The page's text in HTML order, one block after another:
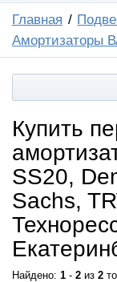
Главная
Амортизаторы
Купить
SS20,
Sachs,
Найдено: 1 - 2 из 2